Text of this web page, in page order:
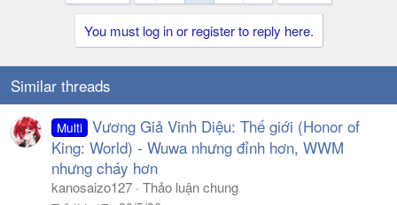
You must log in or register to reply here.
Similar threads
Multi Vương Giả Vinh Diệu: Thế giới (Honor of
King: World) - Wuwa nhưng đỉnh hơn, WWM
nhưng cháy hơn
kanosaizo127 Thảo luận chung